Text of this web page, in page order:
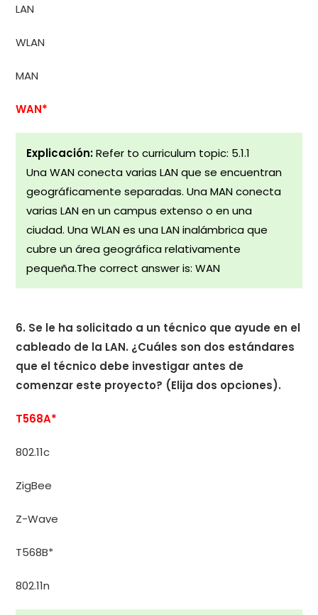
LAN
WLAN
MAN
WAN*
Explicación:Refer to curriculum topic: 5.1.1
Una WAN conecta varias LAN que se encuentran
geográficamente separadas. Una MAN conecta
varias LAN en un campus extenso o en una
ciudad. Una WLAN es una LAN inalámbrica que
cubre un área geográfica relativamente
pequeña.The correct answer is: WAN
6. Se le ha solicitado a un técnico que ayude en el
cableado de la LAN. ¿Cuáles son dos estándares
que el técnico debe investigar antes de
comenzar este proyecto? (Elija dos opciones).
T568A*
802.11c
ZigBee
Z-Wave
T568B*
802.11n